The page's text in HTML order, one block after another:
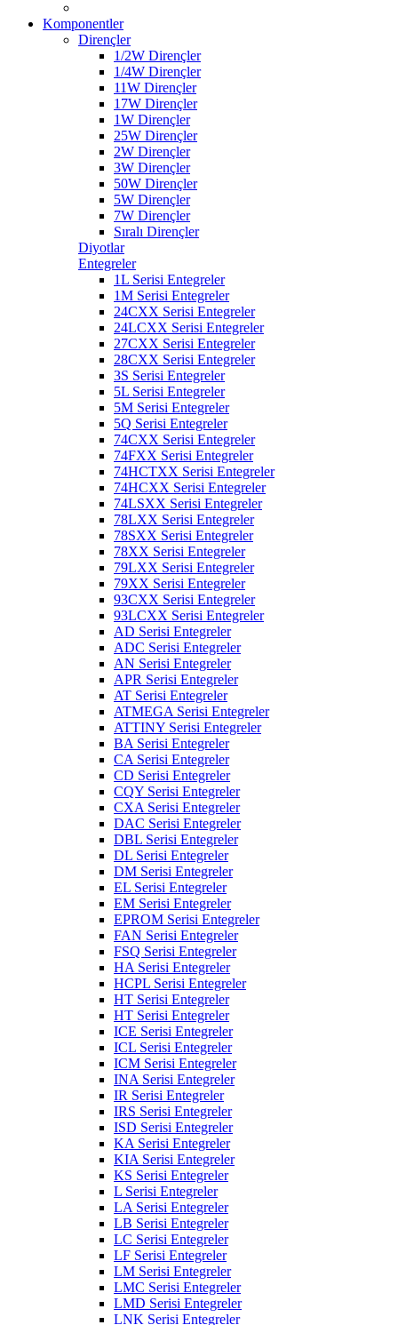
Komponentler
Dirençler
1/2W Dirençler
1/4W Dirençler
11W Dirençler
17W Dirençler
1W Dirençler
25W Dirençler
2W Dirençler
3W Dirençler
50W Dirençler
5W Dirençler
7W Dirençler
Sıralı Dirençler
Diyotlar
Entegreler
1L Serisi Entegreler
1M Serisi Entegreler
24CXX Serisi Entegreler
24LCXX Serisi Entegreler
27CXX Serisi Entegreler
28CXX Serisi Entegreler
3S Serisi Entegreler
5L Serisi Entegreler
5M Serisi Entegreler
5Q Serisi Entegreler
74CXX Serisi Entegreler
74FXX Serisi Entegreler
74HCTXX Serisi Entegreler
74HCXX Serisi Entegreler
74LSXX Serisi Entegreler
78LXX Serisi Entegreler
78SXX Serisi Entegreler
78XX Serisi Entegreler
79LXX Serisi Entegreler
79XX Serisi Entegreler
93CXX Serisi Entegreler
93LCXX Serisi Entegreler
AD Serisi Entegreler
ADC Serisi Entegreler
AN Serisi Entegreler
APR Serisi Entegreler
AT Serisi Entegreler
ATMEGA Serisi Entegreler
ATTINY Serisi Entegreler
BA Serisi Entegreler
CA Serisi Entegreler
CD Serisi Entegreler
CQY Serisi Entegreler
CXA Serisi Entegreler
DAC Serisi Entegreler
DBL Serisi Entegreler
DL Serisi Entegreler
DM Serisi Entegreler
EL Serisi Entegreler
EM Serisi Entegreler
EPROM Serisi Entegreler
FAN Serisi Entegreler
FSQ Serisi Entegreler
HA Serisi Entegreler
HCPL Serisi Entegreler
HT Serisi Entegreler
HT Serisi Entegreler
ICE Serisi Entegreler
ICL Serisi Entegreler
ICM Serisi Entegreler
INA Serisi Entegreler
IR Serisi Entegreler
IRS Serisi Entegreler
ISD Serisi Entegreler
KA Serisi Entegreler
KIA Serisi Entegreler
KS Serisi Entegreler
L Serisi Entegreler
LA Serisi Entegreler
LB Serisi Entegreler
LC Serisi Entegreler
LF Serisi Entegreler
LM Serisi Entegreler
LMC Serisi Entegreler
LMD Serisi Entegreler
LNK Serisi Entegreler